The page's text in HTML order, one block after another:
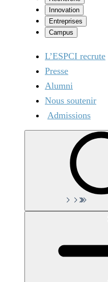
Innovation
Entreprises
Campus
L’ESPCI recrute
Presse
Alumni
Nous soutenir
Admissions